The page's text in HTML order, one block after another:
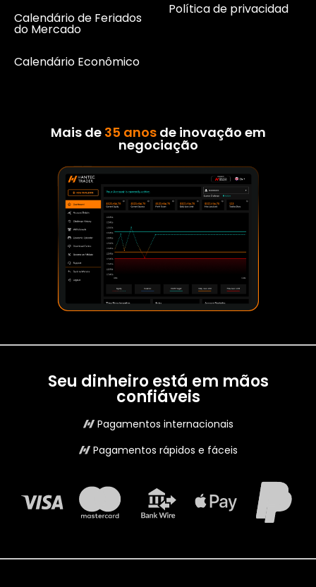
Calendário de Feriados
do Mercado
Calendário Econômico
Política de privacidad
Mais de 35 anos de inovação em
negociação
Seu dinheiro está em mãos
confiáveis
Pagamentos internacionais
Pagamentos rápidos e fáceis